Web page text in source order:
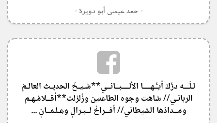
- حمد عيسى أبو دويرة -
لـلّـــه درُّكَ أيـُّـهــــا الألــــبــانــي**شـيـخَ الحديـث العالـمَ
الربانـي// شاهت وجوه الطاعنين وزُلزلت**أقــلامُـهـم
ومــدادُها الشيطاني// أفــراخُ لــبـرالٍ وعِـلـمــانٍ ...